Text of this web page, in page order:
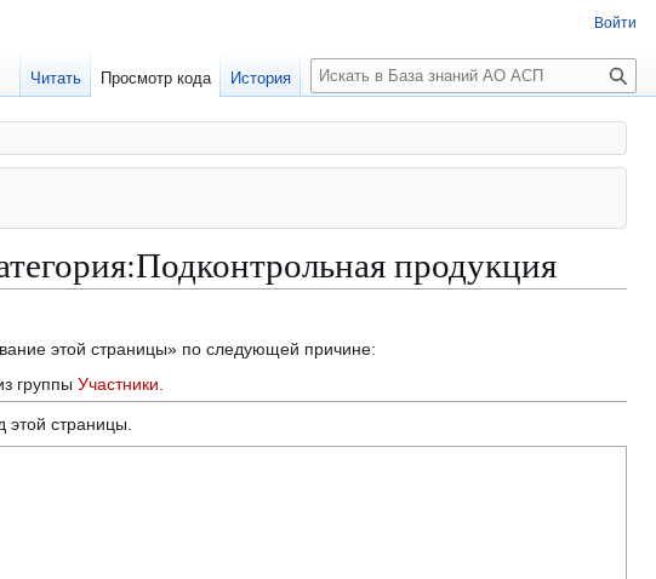
продукция
этой страницы» по следующей причине:
группы Участники
страницы.
Войти
Читать Просмотр кода История
П
о
и
с
к